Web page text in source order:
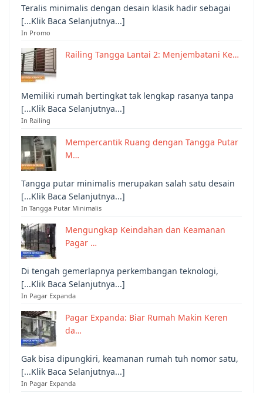
Teralis minimalis dengan desain klasik hadir sebagai
[...Klik Baca Selanjutnya...]
In Promo
Railing Tangga Lantai 2: Menjembatani Ke…
Memiliki rumah bertingkat tak lengkap rasanya tanpa
[...Klik Baca Selanjutnya...]
In Railing
Mempercantik Ruang dengan Tangga Putar
M…
Tangga putar minimalis merupakan salah satu desain
[...Klik Baca Selanjutnya...]
In Tangga Putar Minimalis
Mengungkap Keindahan dan Keamanan
Pagar …
Di tengah gemerlapnya perkembangan teknologi,
[...Klik Baca Selanjutnya...]
In Pagar Expanda
Pagar Expanda: Biar Rumah Makin Keren
da…
Gak bisa dipungkiri, keamanan rumah tuh nomor satu,
[...Klik Baca Selanjutnya...]
In Pagar Expanda